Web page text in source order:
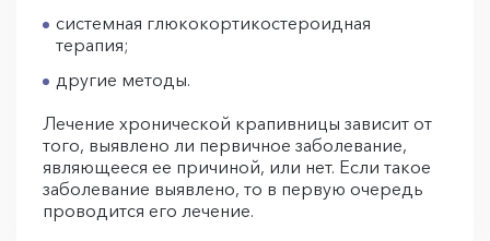
системная глюкокортикостероидная
терапия;
другие методы.
Лечение хронической крапивницы зависит от
того, выявлено ли первичное заболевание,
являющееся ее причиной, или нет. Если такое
заболевание выявлено, то в первую очередь
проводится его лечение.